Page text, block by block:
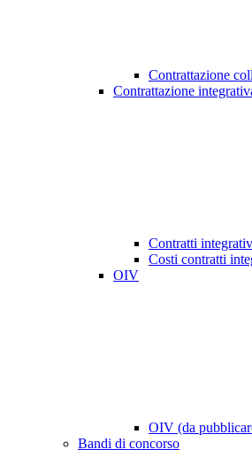
Contrattazione
Contrattazione
Contratti
Costi contratti
OIV
OIV (da
Bandi di concorso